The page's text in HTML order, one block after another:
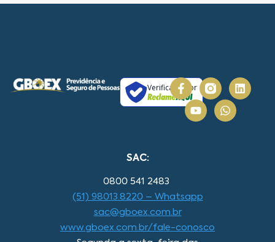
Verificada por
SAC:
0800 541 2483
(51) 98013.8220 – Whatsapp
sac@gboex.com.br
www.gboex.com.br/fale-conosco